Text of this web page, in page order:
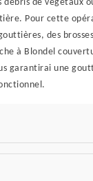
débris de végétaux
Pour cette
des
à Blondel
garantirai une